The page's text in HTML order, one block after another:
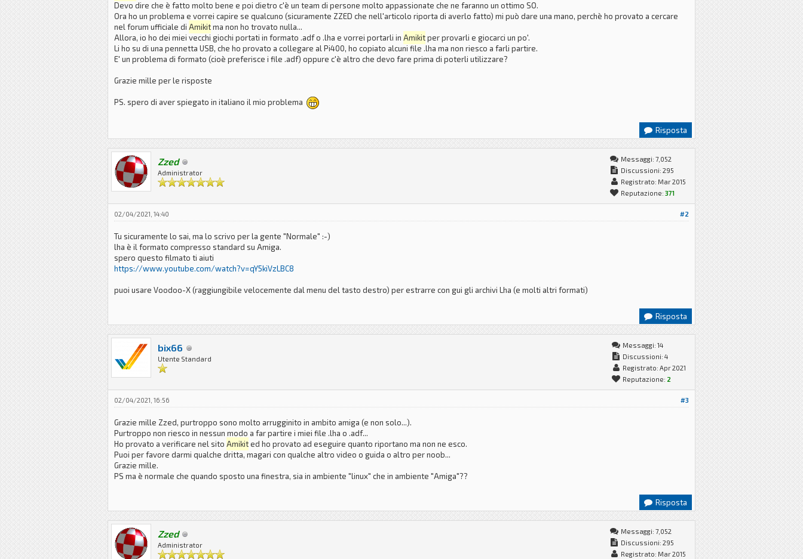
Devo dire che è fatto molto bene e poi dietro c'è un team di persone molto appassionate che ne faranno un ottimo SO.
Ora ho un problema e vorrei capire se qualcuno (sicuramente ZZED che nell'articolo riporta di averlo fatto) mi può dare una mano, perchè ho provato a cercare
nel forum ufficiale di Amikitma non ho trovato nulla...
Allora, io ho dei miei vecchi giochi portati in formato .adf o .lha e vorrei portarli in Amikitper provarli e giocarci un po'.
Li ho su di una pennetta USB, che ho provato a collegare al Pi400, ho copiato alcuni file .lha ma non riesco a farli partire.
E' un problema di formato (cioè preferisce i file .adf) oppure c'è altro che devo fare prima di poterli utilizzare?
Grazie mille per le risposte
PS. spero di aver spiegato in italiano il mio problema
Risposta
Zzed
Administrator
Messaggi: 7,052
Discussioni: 295
Registrato: Mar 2015
Reputazione: 371
#2
02/04/2021, 14:40
Tu sicuramente lo sai, ma lo scrivo per la gente "Normale" :-)
lha è il formato compresso standard su Amiga.
spero questo filmato ti aiuti
https://www.youtube.com/watch?v=qY5kiVzLBC8
puoi usare Voodoo-X (raggiungibile velocemente dal menu del tasto destro) per estrarre con gui gli archivi Lha (e molti altri formati)
Risposta
bix66
Utente Standard
Messaggi: 14
Discussioni: 4
Registrato: Apr 2021
Reputazione: 2
#3
02/04/2021, 16:56
Grazie mille Zzed, purtroppo sono molto arrugginito in ambito amiga (e non solo...).
Purtroppo non riesco in nessun modo a far partire i miei file .lha o .adf...
Ho provato a verificare nel sito Amikited ho provato ad eseguire quanto riportano ma non ne esco.
Puoi per favore darmi qualche dritta, magari con qualche altro video o guida o altro per noob...
Grazie mille.
PS ma è normale che quando sposto una finestra, sia in ambiente "linux" che in ambiente "Amiga"??
Risposta
Zzed
Administrator
Messaggi: 7,052
Discussioni: 295
Registrato: Mar 2015